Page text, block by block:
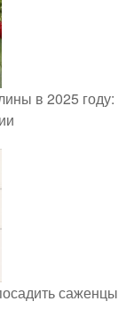
в 2025 году:
саженцы